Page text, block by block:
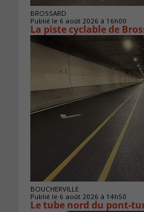
BROSSARD
Publié le 6 août 2026 à 16h00
La piste cyclable de
BOUCHERVILLE
Publié le 6 août 2026 à 14h50
Le tube nord du pont-